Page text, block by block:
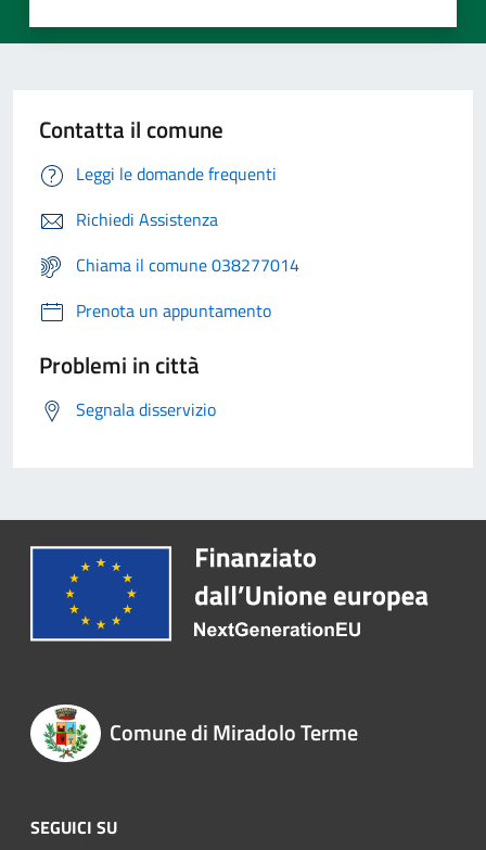
Contatta il comune
Leggi le domande frequenti
Richiedi Assistenza
Chiama il comune 038277014
Prenota un appuntamento
Problemi in città
Segnala disservizio
Comune di Miradolo Terme
SEGUICI SU